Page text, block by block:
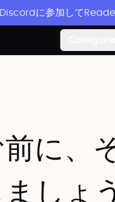
に参加して
に、
しょ